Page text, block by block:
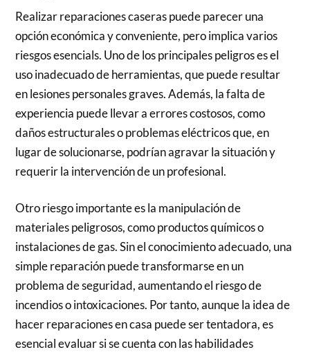
Realizar reparaciones caseras puede parecer una
opción económica y conveniente, pero implica varios
riesgos esencials. Uno de los principales peligros es el
uso inadecuado de herramientas, que puede resultar
en lesiones personales graves. Además, la falta de
experiencia puede llevar a errores costosos, como
daños estructurales o problemas eléctricos que, en
lugar de solucionarse, podrían agravar la situación y
requerir la intervención de un profesional.
Otro riesgo importante es la manipulación de
materiales peligrosos, como productos químicos o
instalaciones de gas. Sin el conocimiento adecuado, una
simple reparación puede transformarse en un
problema de seguridad, aumentando el riesgo de
incendios o intoxicaciones. Por tanto, aunque la idea de
hacer reparaciones en casa puede ser tentadora, es
esencial evaluar si se cuenta con las habilidades